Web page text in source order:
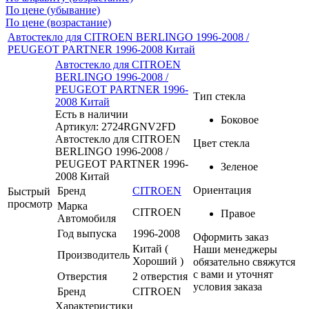
По цене (убывание)
По цене (возрастание)
Автостекло для CITROEN BERLINGO 1996-2008 /
PEUGEOT PARTNER 1996-2008 Китай
Быстрый
просмотр
Автостекло для CITROEN
BERLINGO 1996-2008 /
PEUGEOT PARTNER 1996-
2008 Китай
Есть в наличии
Артикул: 2724RGNV2FD
Автостекло для CITROEN
BERLINGO 1996-2008 /
PEUGEOT PARTNER 1996-
2008 Китай
Бренд
CITROEN
Марка
Автомобиля
CITROEN
Год выпуска
1996-2008
Производитель
Китай (
Хороший )
Отверстия
2 отверстия
Бренд
CITROEN
Характеристики
Тип стекла
Боковое
Цвет стекла
Зеленое
Ориентация
Правое
Оформить заказ
Наши менеджеры
обязательно свяжутся
с вами и уточнят
условия заказа